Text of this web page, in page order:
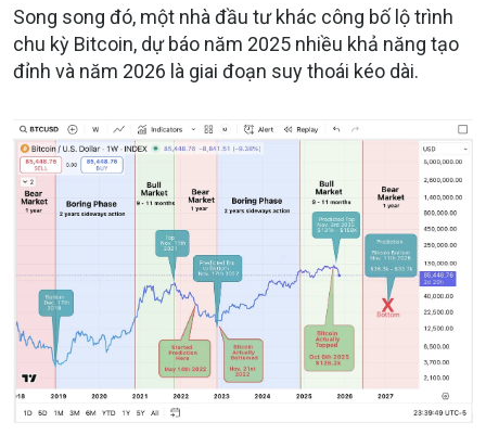
Song song đó, một nhà đầu tư khác công bố lộ trình
chu kỳ Bitcoin, dự báo năm 2025 nhiều khả năng tạo
đỉnh và năm 2026 là giai đoạn suy thoái kéo dài.